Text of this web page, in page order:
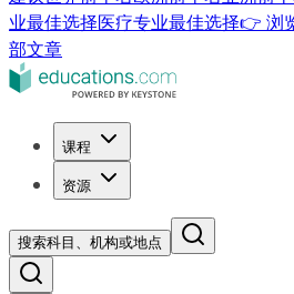
业最佳选择医疗专业最佳选择👉 浏
部文章
课程
资源
搜索科目、机构或地点